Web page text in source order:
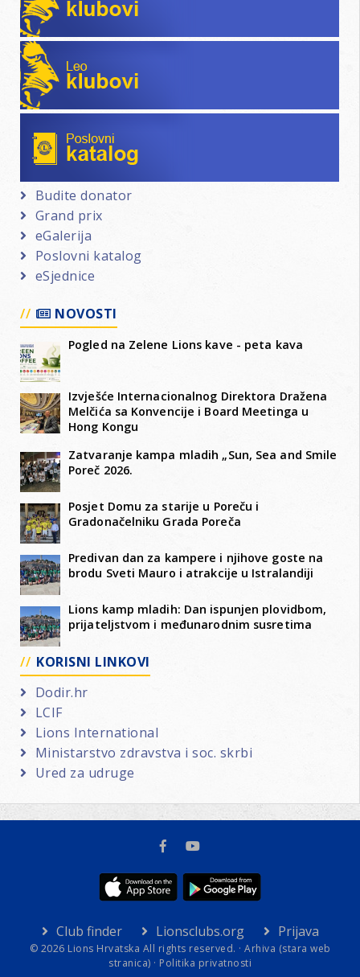
Leo klubovi
Budite donator
Grand prix
eGalerija
Poslovni katalog
eSjednice
NOVOSTI
Pogled na Zelene Lions kave - peta kava
Izvješće Internacionalnog Direktora Dražena
Melčića sa Konvencije i Board Meetinga u
Hong Kongu
Zatvaranje kampa mladih „Sun, Sea and Smile
Poreč 2026.
Posjet Domu za starije u Poreču i
Gradonačelniku Grada Poreča
Predivan dan za kampere i njihove goste na
brodu Sveti Mauro i atrakcije u Istralandiji
Lions kamp mladih: Dan ispunjen plovidbom,
prijateljstvom i međunarodnim susretima
KORISNI LINKOVI
Dodir.hr
LCIF
Lions International
Ministarstvo zdravstva i soc. skrbi
Ured za udruge
Club finder Lionsclubs.org Prijava
© 2026 Lions Hrvatska All rights reserved. · Arhiva (stara web
stranica) · Politika privatnosti